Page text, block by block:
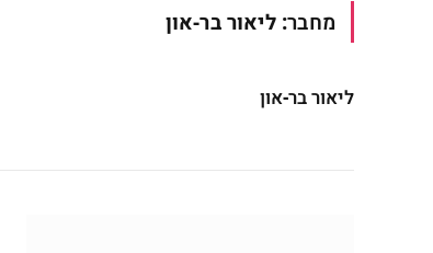
מחבר:ליאור בר-און
ליאור בר-און